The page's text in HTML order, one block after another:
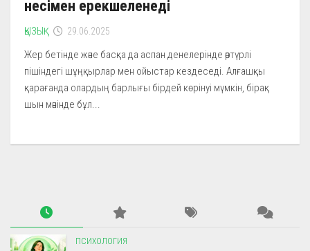
несімен ерекшеленеді
ҚЫЗЫҚ 29.06.2025
Жер бетінде және басқа да аспан денелерінде әртүрлі
пішіндегі шұңқырлар мен ойыстар кездеседі. Алғашқы
қарағанда олардың барлығы бірдей көрінуі мүмкін, бірақ
шын мәнінде бұл...
ПСИХОЛОГИЯ